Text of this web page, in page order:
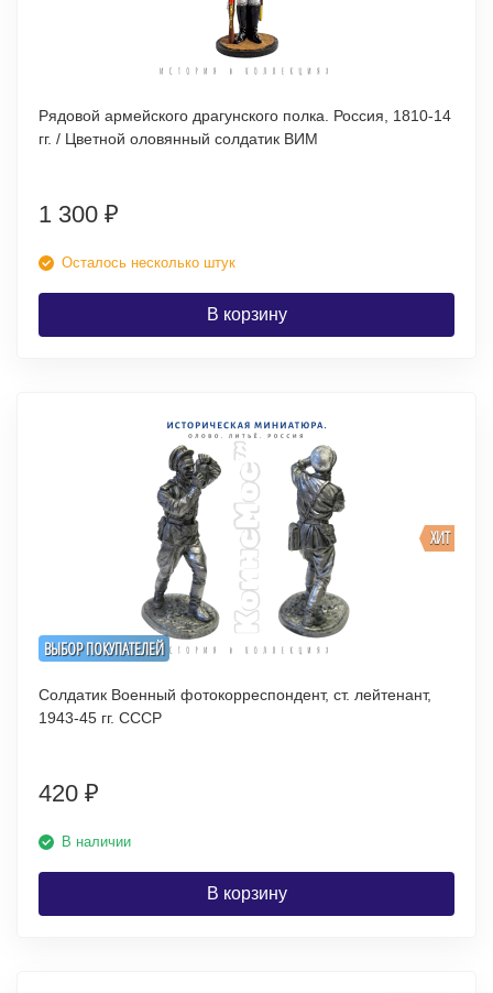
Рядовой армейского драгунского полка. Россия, 1810-14
гг. / Цветной оловянный солдатик ВИМ
1 300 ₽
Осталось несколько штук
В корзину
ВЫБОР ПОКУПАТЕЛЕЙ
ХИТ
Солдатик Военный фотокорреспондент, ст. лейтенант,
1943-45 гг. СССР
420 ₽
В наличии
В корзину